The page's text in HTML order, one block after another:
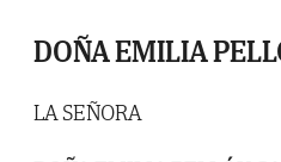
DOÑA EMILIA
LA SEÑORA